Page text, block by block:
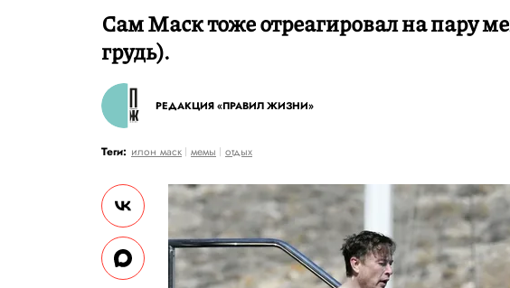
Сам Маск тоже отреагировал на пару
грудь).
РЕДАКЦИЯ «ПРАВИЛ ЖИЗНИ»
Теги: илон маск мемы отдых